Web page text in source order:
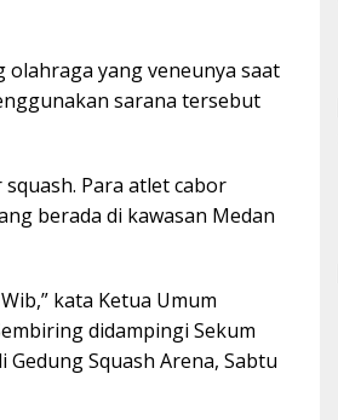
olahraga yang veneunya saat
sarana tersebut
Para atlet cabor
berada di kawasan Medan
kata Ketua Umum
didampingi Sekum
Squash Arena, Sabtu